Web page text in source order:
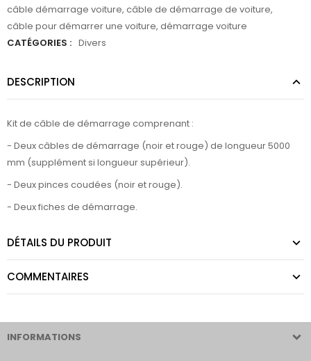
câble démarrage voiture, câble de démarrage de voiture,
câble pour démarrer une voiture, démarrage voiture
CATÉGORIES : Divers
DESCRIPTION
Kit de câble de démarrage comprenant :
- Deux câbles de démarrage (noir et rouge) de longueur 5000
mm (supplément si longueur supérieur).
- Deux pinces coudées (noir et rouge).
- Deux fiches de démarrage.
DÉTAILS DU PRODUIT
COMMENTAIRES
INFORMATIONS